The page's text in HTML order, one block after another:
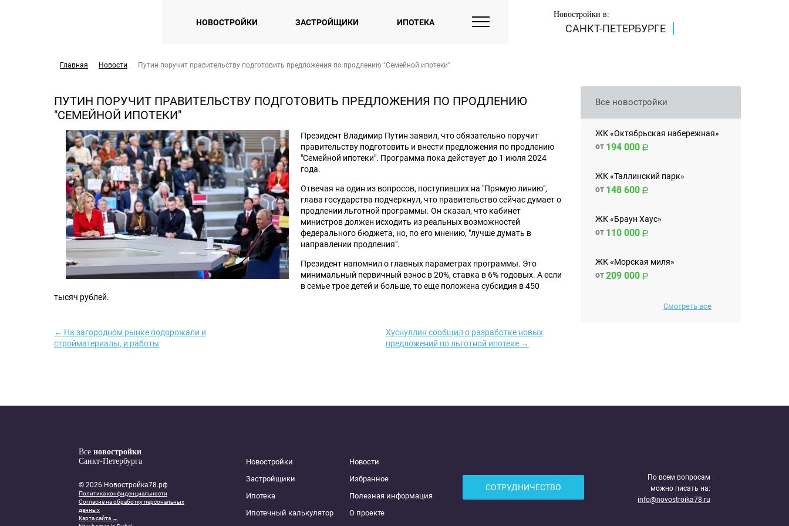
НОВОСТРОЙКИ ЗАСТРОЙЩИКИ ИПОТЕКА
Новостройки в:
САНКТ-ПЕТЕРБУРГЕ
Главная Новости Путин поручит правительству подготовить предложения по продлению "Семейной ипотеки"
ПУТИН ПОРУЧИТ ПРАВИТЕЛЬСТВУ ПОДГОТОВИТЬ ПРЕДЛОЖЕНИЯ ПО ПРОДЛЕНИЮ
"СЕМЕЙНОЙ ИПОТЕКИ"
Президент Владимир Путин заявил, что обязательно поручит
правительству подготовить и внести предложения по продлению
"Семейной ипотеки". Программа пока действует до 1 июля 2024
года.
Отвечая на один из вопросов, поступивших на "Прямую линию",
глава государства подчеркнул, что правительство сейчас думает о
продлении льготной программы. Он сказал, что кабинет
министров должен исходить из реальных возможностей
федерального бюджета, но, по его мнению, "лучше думать в
направлении продления".
Президент напомнил о главных параметрах программы. Это
минимальный первичный взнос в 20%, ставка в 6% годовых. А если
в семье трое детей и больше, то еще положена субсидия в 450
тысяч рублей.
← На загородном рынке подорожали и
стройматериалы, и работы
Хуснуллин сообщил о разработке новых
предложений по льготной ипотеке →
Все новостройки
ЖК «Октябрьская набережная»
от 194 000
ЖК «Таллинский парк»
от 148 600
ЖК «Браун Хаус»
от 110 000
ЖК «Морская миля»
от209 000
Смотреть все
Все новостройки
Санкт-Петербурга
© 2026 Новостройка78.рф
Политика конфиденциальности
Согласие на обработку персональных
данных
Карта сайта →
Новостройки
Застройщики
Ипотека
Ипотечный калькулятор
Новости
Избранное
Полезная информация
О проекте
СОТРУДНИЧЕСТВО
По всем вопросам
можно писать на:
info@novostroika78.ru